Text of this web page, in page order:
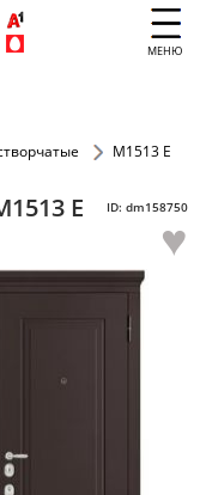
МЕНЮ
М1513 Е
Е ID: dm158750
♥